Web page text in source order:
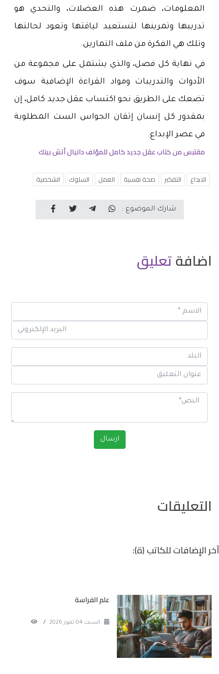
المعلومات، ضمرت هذه العضلات، والتحدي هو
تدريبها وتمرينها لتستعيد لياقتها وتعود لحالتها
وتلك هي الفكرة من ملف التمارين.
في نهاية كل فصل، والذي يشتمل على مجموعة من
الأدوات والتدريبات ومواد القراءة الإضافية سوف
تضعك على الطريق نحو اكتساب عقل جديد كامل، إن
بمقدور كل إنسان إتقان الحواس الست المطلوبة
في عصر الإبداع.
مقتبس من كتاب عقل جديد كامل للمؤلف دانيال أتش بينك
الابداع التفكير صحة نفسية العمل السلوك الشخصية
شارك الموضوع :
اضافةتعليق
التعليقات
آخر الإضافات للكاتب (ة):
علم الفراسة
السبت 04 تموز 2026 /